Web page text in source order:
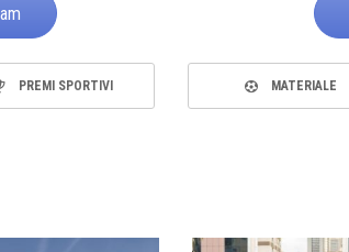
PREMI SPORTIVI MATERIALE